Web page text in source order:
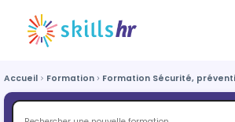
Accueil Formation Formation Sécurité,